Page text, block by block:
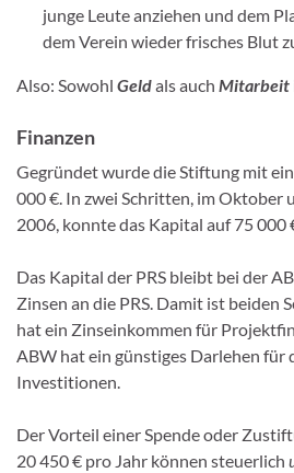
junge Leute anziehen und dem
dem Verein wieder frisches Blut
Also: Sowohl Geldals auch Mitarbeit
Finanzen
Gegründet wurde die Stiftung mit
000 €. In zwei Schritten, im Oktober
2006, konnte das Kapital auf 75 000
Das Kapital der PRS bleibt bei der
Zinsen an die PRS. Damit ist beiden
hat ein Zinseinkommen für
ABW hat ein günstiges Darlehen für
Investitionen.
Der Vorteil einer Spende oder
20 450 € pro Jahr können steuerlich